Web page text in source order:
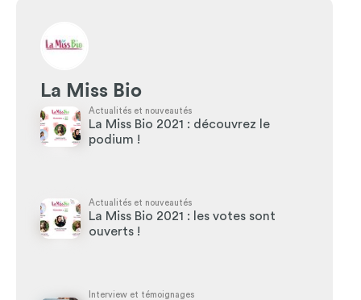
La Miss Bio
Actualités et nouveautés
La Miss Bio 2021 : découvrez le
podium !
Actualités et nouveautés
La Miss Bio 2021 : les votes sont
ouverts !
Interview et témoignages